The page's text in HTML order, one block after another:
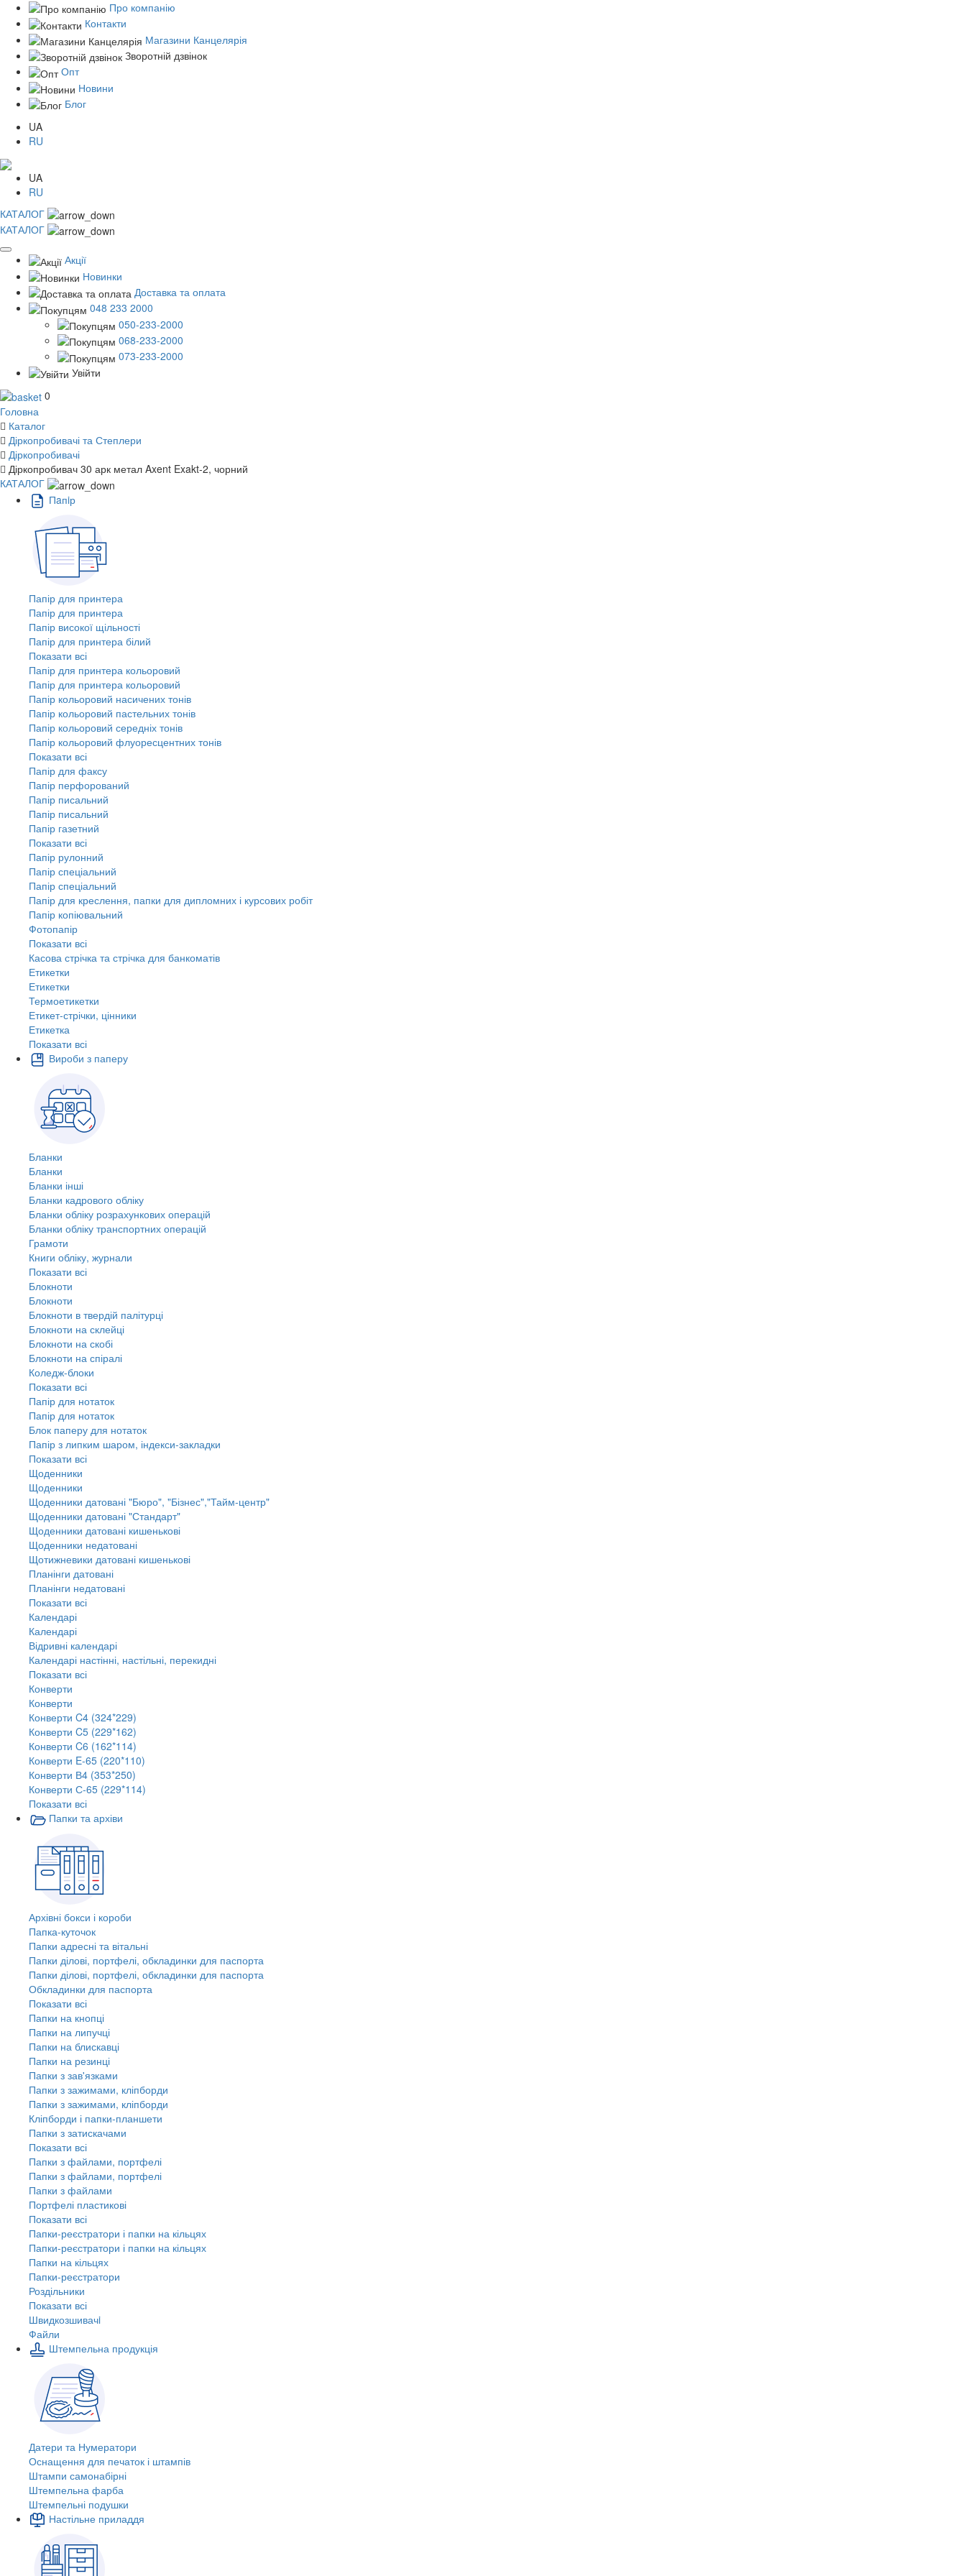
Про компанію
Контакти
Магазини Канцелярія
Зворотній дзвінок
Опт
Новини
Блог
UA
RU
UA
RU
КАТАЛОГ
КАТАЛОГ
Акції
Новинки
Доставка та оплата
048 233 2000
050-233-2000
068-233-2000
073-233-2000
Увійти
0
Головна
Каталог
Діркопробивачі та Степлери
Діркопробивачі
Діркопробивач 30 арк метал Axent Exakt-2, чорний
КАТАЛОГ
Пaпiр
Папір для принтера
Папір для принтера
Папір високої щільності
Папір для принтера білий
Показати всі
Папір для принтера кольоровий
Папір для принтера кольоровий
Папір кольоровий насичених тонів
Папір кольоровий пастельних тонів
Папір кольоровий середніх тонів
Папір кольоровий флуоресцентних тонів
Показати всі
Папір для факсу
Папір перфорований
Папір писальний
Папір писальний
Папір газетний
Показати всі
Папір рулонний
Папір спеціальний
Папір спеціальний
Папір для креслення, папки для дипломних і курсових робіт
Папір копіювальний
Фотопапір
Показати всі
Касова стрічка та стрічка для банкоматів
Етикетки
Етикетки
Термоетикетки
Етикет-стрічки, цінники
Етикетка
Показати всі
Вироби з паперу
Бланки
Бланки
Бланки інші
Бланки кадрового обліку
Бланки обліку розрахункових операцій
Бланки обліку транспортних операцій
Грамоти
Книги обліку, журнали
Показати всі
Блокноти
Блокноти
Блокноти в твердій палітурці
Блокноти на склейці
Блокноти на скобі
Блокноти на спіралі
Коледж-блоки
Показати всі
Папір для нотаток
Папір для нотаток
Блок паперу для нотаток
Папір з липким шаром, індекси-закладки
Показати всі
Щоденники
Щоденники
Щоденники датовані "Бюро", "Бізнес","Тайм-центр"
Щоденники датовані "Стандарт"
Щоденники датовані кишенькові
Щоденники недатовані
Щотижневики датовані кишенькові
Планінги датовані
Планінги недатовані
Показати всі
Календарі
Календарі
Відривні календарі
Календарі настінні, настільні, перекидні
Показати всі
Конверти
Конверти
Конверти C4 (324*229)
Конверти C5 (229*162)
Конверти C6 (162*114)
Конверти E-65 (220*110)
Конверти В4 (353*250)
Конверти С-65 (229*114)
Показати всі
Папки та архіви
Архівні бокси і короби
Папка-куточок
Папки адресні та вітальні
Папки ділові, портфелі, обкладинки для паспорта
Папки ділові, портфелі, обкладинки для паспорта
Обкладинки для паспорта
Показати всі
Папки на кнопці
Папки на липучці
Папки на блискавці
Папки на резинці
Папки з зав'язками
Папки з зажимами, кліпборди
Папки з зажимами, кліпборди
Кліпборди і папки-планшети
Папки з затискачами
Показати всі
Папки з файлами, портфелі
Папки з файлами, портфелі
Папки з файлами
Портфелі пластикові
Показати всі
Папки-реєстратори і папки на кільцях
Папки-реєстратори і папки на кільцях
Папки на кільцях
Папки-реєстратори
Роздільники
Показати всі
Швидкозшивачi
Файли
Штемпельна продукція
Датери та Нумератори
Оснащення для печаток і штампів
Штампи самонабірні
Штемпельна фарба
Штемпельні подушки
Настільне приладдя